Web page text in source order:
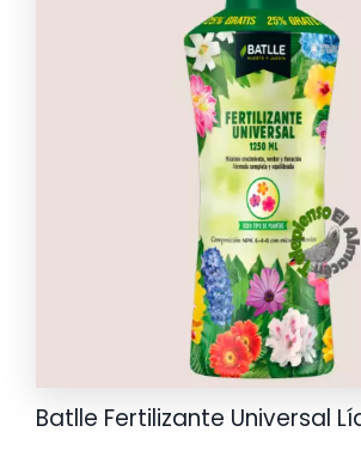
Batlle Fertilizante Universal